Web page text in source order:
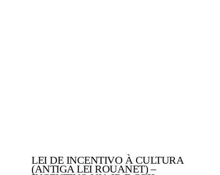
LEI DE INCENTIVO À CULTURA
(ANTIGA LEI ROUANET) –